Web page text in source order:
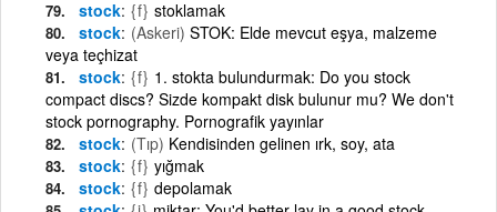
stock {f} stoklamak
stock (Askeri) STOK: Elde mevcut eşya, malzeme
veya teçhizat
stock {f} 1. stokta bulundurmak: Do you stock
compact discs? Sizde kompakt disk bulunur mu? We don't
stock pornography. Pornografik yayınlar
stock (Tıp) Kendisinden gelinen ırk, soy, ata
stock {f} yığmak
stock {f} depolamak